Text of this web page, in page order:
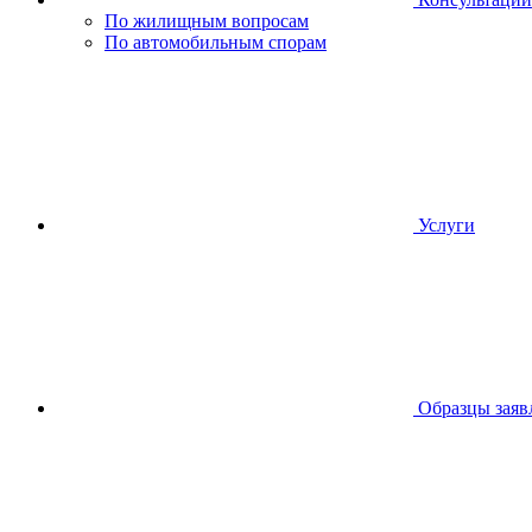
По жилищным вопросам
По автомобильным спорам
Услуги
Образцы